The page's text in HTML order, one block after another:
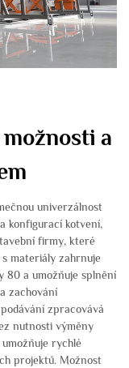
a
univerzálnost
konfigurací kotvení,
firmy, které
materiály zahrnuje
80 a umožňuje splnění
zachování
zpracovává
nutnosti výměny
rychlé
projektů. Možnost